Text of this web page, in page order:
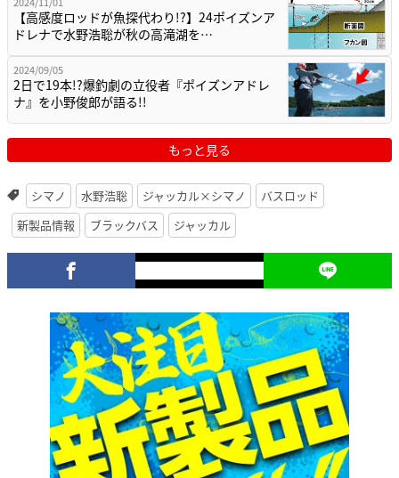
【高感度ロッドが魚探代わり!?】24ポイズンア
ドレナで水野浩聡が秋の高滝湖を…
2024/09/05
2日で19本!?爆釣劇の立役者『ポイズンアドレ
ナ』を小野俊郎が語る!!
もっと見る
シマノ 水野浩聡 ジャッカル×シマノ
バスロッド
新製品情報
ブラックバス ジャッカル